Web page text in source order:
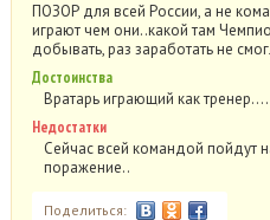
ПОЗОР для всей России, а не
играют чем они..какой там
добывать, раз заработать не
Достоинства
Вратарь играющий как тренер….
Недостатки
Сейчас всей командой пойдут
поражение..
Поделиться: